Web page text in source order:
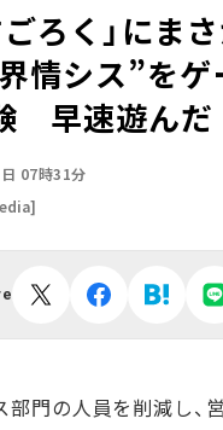
ごろく」にま
情シス”をゲ
早速遊んだ
07時31分
部門の人員を削減し、